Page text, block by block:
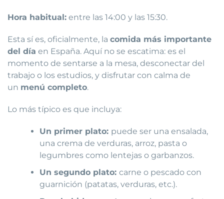
Hora habitual: entre las 14:00 y las 15:30.
Esta sí es, oficialmente, la comida más importante
del día en España. Aquí no se escatima: es el
momento de sentarse a la mesa, desconectar del
trabajo o los estudios, y disfrutar con calma de
un menú completo.
Lo más típico es que incluya:
Un primer plato: puede ser una ensalada,
una crema de verduras, arroz, pasta o
legumbres como lentejas o garbanzos.
Un segundo plato:carne o pescado con
guarnición (patatas, verduras, etc.).